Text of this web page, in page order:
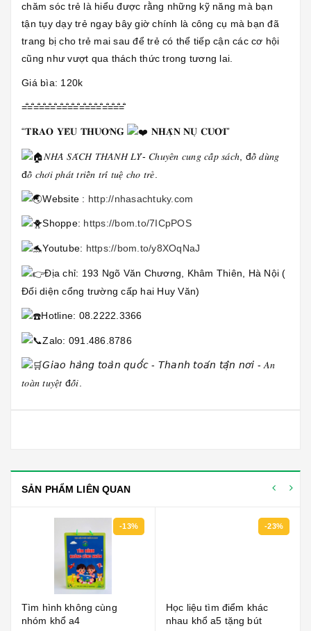
chăm sóc trẻ là hiểu được rằng những kỹ năng mà bạn
tận tụy dạy trẻ ngay bây giờ chính là công cụ mà bạn đã
trang bị cho trẻ mai sau để trẻ có thể tiếp cận các cơ hội
cũng như vượt qua thách thức trong tương lai.
Giá bìa: 120k
=̐̈=̐̈=̐̈=̐̈=̐̈=̐̈=̐̈=̐̈=̐̈=̐̈=̐̈=̐̈=̐̈=̐̈=̐̈=̐̈=̐̈=̐̈
“𝐓𝐑𝐀𝐎 𝐘𝐄̂𝐔 𝐓𝐇𝐔̛𝐎̛𝐍𝐆 𝐍𝐇𝐀̣̂𝐍 𝐍𝐔̣ 𝐂𝐔̛𝐎̛̀𝐈”
𝑁𝐻𝐴̀ 𝑆𝐴́𝐶𝐻 𝑇𝐻𝐴̀𝑁𝐻 𝐿𝑌́- 𝐶ℎ𝑢𝑦𝑒̂𝑛 𝑐𝑢𝑛𝑔 𝑐𝑎̂́𝑝 𝑠𝑎́𝑐ℎ, đ𝑜̂̀ 𝑑𝑢̀𝑛𝑔
đ𝑜̂̀ 𝑐ℎ𝑜̛𝑖 𝑝ℎ𝑎́𝑡 𝑡𝑟𝑖𝑒̂̉𝑛 𝑡𝑟𝑖́ 𝑡𝑢𝑒̣̂ 𝑐ℎ𝑜 𝑡𝑟𝑒̉.
Website : http://nhasachtuky.com
Shoppe: https://bom.to/7ICpPOS
Youtube: https://bom.to/y8XOqNaJ
Địa chỉ: 193 Ngõ Văn Chương, Khâm Thiên, Hà Nội (
Đối diện cổng trường cấp hai Huy Văn)
Hotline: 08.2222.3366
Zalo: 091.486.8786
𝘎𝘪𝘢𝘰 𝘩𝘢̀𝘯𝘨 𝘵𝘰𝘢̀𝘯 𝘲𝘶𝘰̂́𝘤 - 𝘛𝘩𝘢𝘯𝘩 𝘵𝘰𝘢́𝘯 𝘵𝘢̣̂𝘯 𝘯𝘰̛𝘪 - 𝐴𝑛
𝑡𝑜𝑎̀𝑛 𝑡𝑢𝑦𝑒̣̂𝑡 đ𝑜̂́𝑖.
SẢN PHẨM LIÊN QUAN
-13%
Tìm hình không cùng
nhóm khổ a4
-23%
Học liệu tìm điểm khác
nhau khổ a5 tặng bút